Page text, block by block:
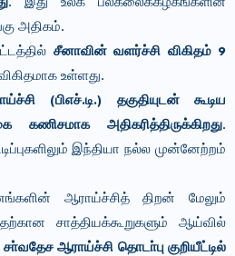
. இது உலக பல்கலைக்கழகங்களின்
அதிகம்.
சீனாவின் வளர்ச்சி விகிதம் 9
உள்ளது.
(பிஎச்.டி.) தகுதியுடன் கூடிய
கணிசமாக அதிகரித்திருக்கிறது.
இந்தியா நல்ல முன்னேற்றம்
ஆராய்ச்சித் திறன் மேலும்
சாத்தியக்கூறுகளும் ஆய்வில்
சா்வதேச ஆராய்ச்சி தொடா்பு குறியீட்டில்